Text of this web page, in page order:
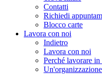
Contatti
Richiedi
Blocco carte
Lavora con noi
Indietro
Lavora con noi
Perché lavorare